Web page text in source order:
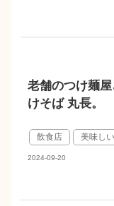
老舗のつけ麺
けそば 丸長。
飲食店 美味し
2024-09-20